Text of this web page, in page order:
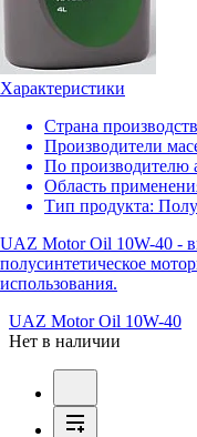
Характеристики
Страна
Производители
По производителю
Область
Тип продукта:
UAZ Motor Oil 10W-40 -
полусинтетическое
использования.
UAZ Motor Oil 10W-40
Нет в наличии